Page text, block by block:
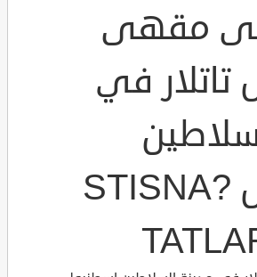
مقهى
في
إسطنبول ?STISNA